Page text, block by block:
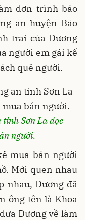
đơn trình báo
an huyện Bảo
trai của Dương
người em gái kể
quê người.
tỉnh Sơn La đọc
người.
mua bán người
Mới quen nhau
nhau, Dương đã
ông tên là Khoa
Dương về làm